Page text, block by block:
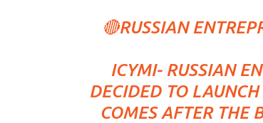
🔴RUSSIAN
ICYMI- RUSSIAN
DECIDED TO
COMES AFTER THE